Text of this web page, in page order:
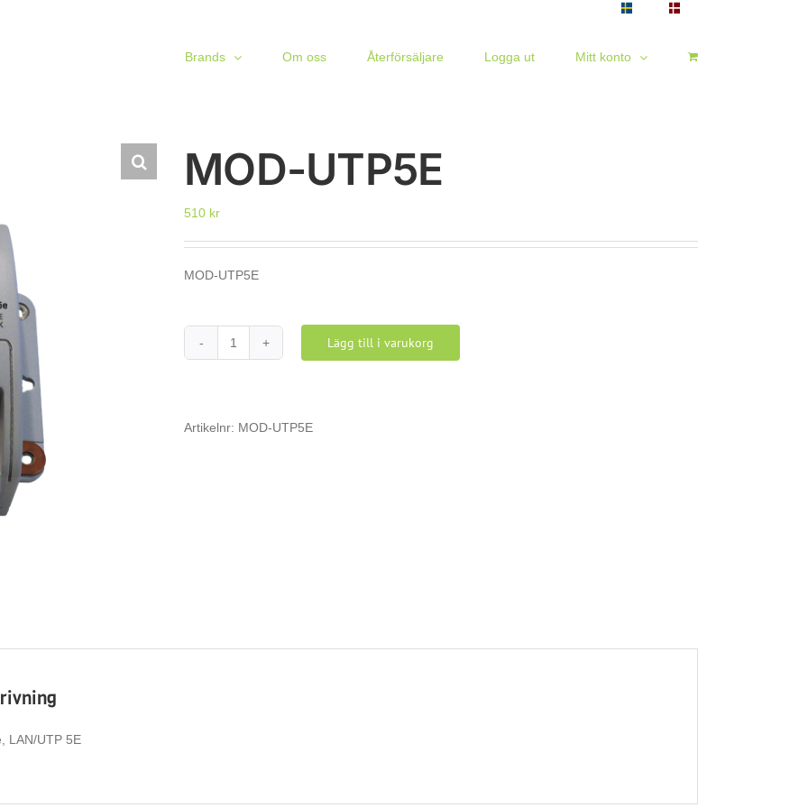
Brands Om oss Återförsäljare Logga ut Mitt konto
MOD-UTP5E
510 kr
MOD-UTP5E
MOD-
Lägg till i varukorg
Artikelnr: MOD-UTP5E
LAN/UTP 5E